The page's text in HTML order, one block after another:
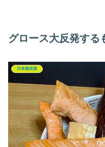
グロース大反発する
日本株投資